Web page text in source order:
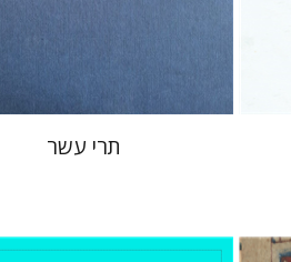
הנחת אתר ספר מודפס
תרי עשר